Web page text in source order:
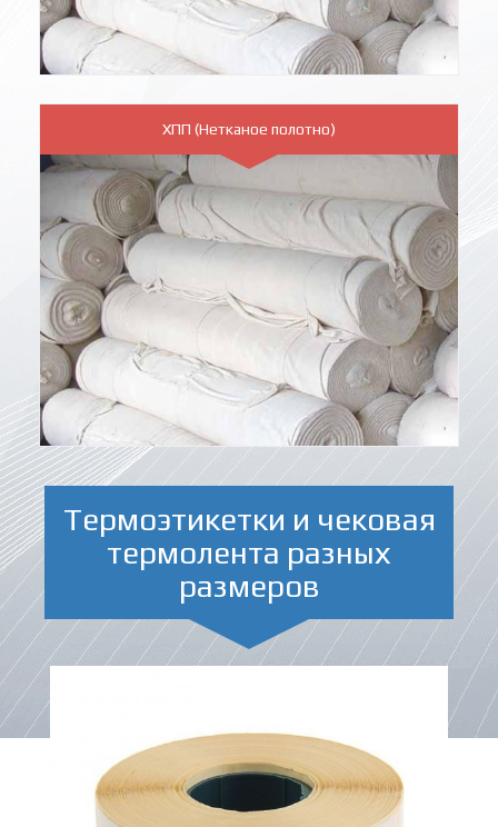
ХПП (Нетканое полотно)
Термоэтикетки и чековая
термолента разных
размеров